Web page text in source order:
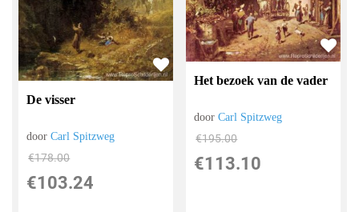
De visser
doorCarl Spitzweg
€178.00
€103.24
Het bezoek van de vader
doorCarl Spitzweg
€195.00
€113.10